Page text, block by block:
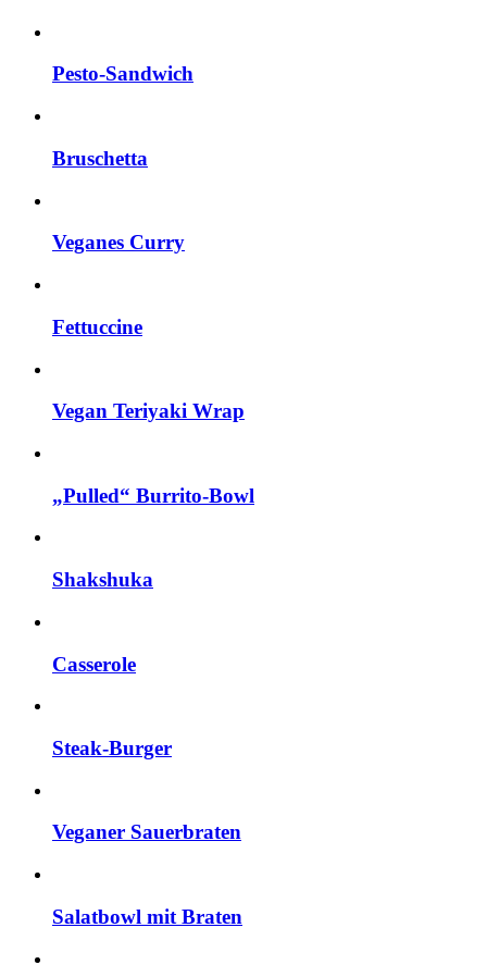
Pesto-Sandwich
Bruschetta
Veganes Curry
Fettuccine
Vegan Teriyaki Wrap
„Pulled“ Burrito-Bowl
Shakshuka
Casserole
Steak-Burger
Veganer Sauerbraten
Salatbowl mit Braten